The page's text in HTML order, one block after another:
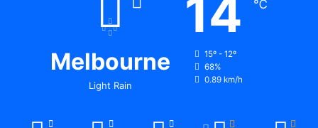
Melbourne
Light Rain
14 ℃
15º - 12º
68%
0.89 km/h